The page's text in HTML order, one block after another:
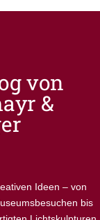
von
&
Ideen – von
bis